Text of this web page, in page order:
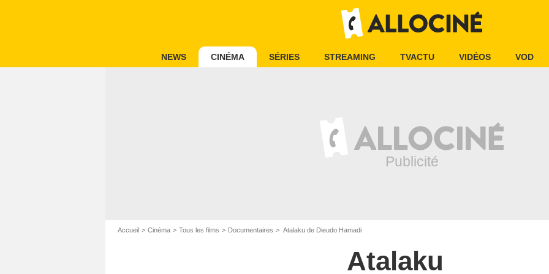
NEWS CINÉMA SÉRIES STREAMING TVACTU VIDÉOS VOD
Accueil Cinéma Tous les films Documentaires Atalaku de Dieudo Hamadi
Atalaku